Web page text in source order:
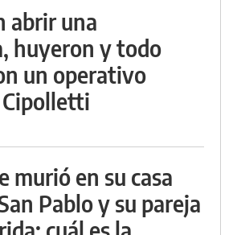
abrir una
huyeron y todo
un operativo
murió en su casa
Pablo y su pareja